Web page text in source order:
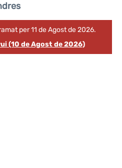
per 11 de Agost de 2026.
(10 de Agost de 2026)